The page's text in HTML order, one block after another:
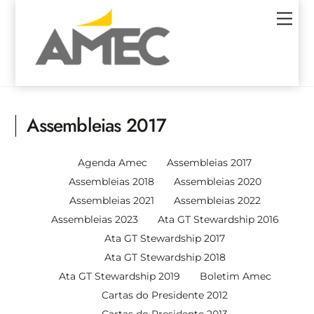
Assembleias 2017
Agenda Amec
Assembleias 2017
Assembleias 2018
Assembleias 2020
Assembleias 2021
Assembleias 2022
Assembleias 2023
Ata GT Stewardship 2016
Ata GT Stewardship 2017
Ata GT Stewardship 2018
Ata GT Stewardship 2019
Boletim Amec
Cartas do Presidente 2012